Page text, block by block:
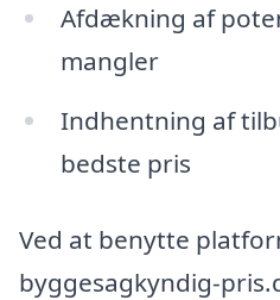
Afdækning af
mangler
Indhentning af
bedste pris
Ved at benytte
byggesagkyndig-